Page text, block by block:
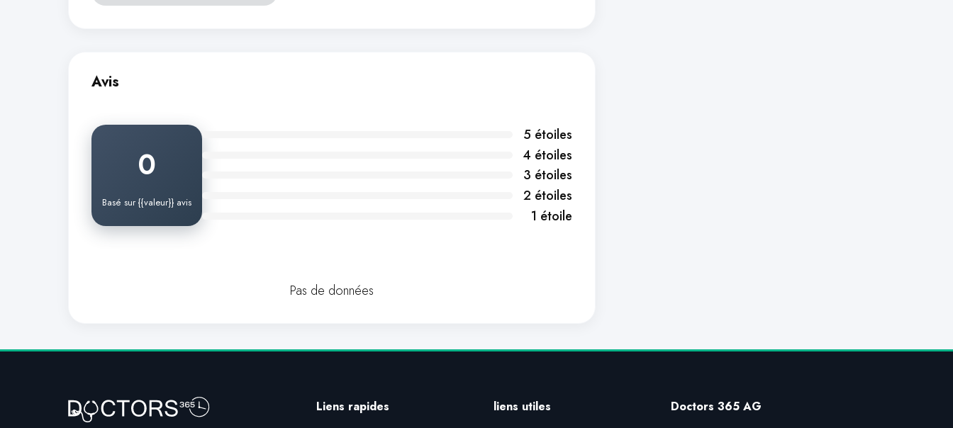
Avis
0
Basé sur {{valeur}} avis
5 étoiles
4 étoiles
3 étoiles
2 étoiles
1 étoile
Pas de données
Liens rapides liens utiles Doctors 365 AG